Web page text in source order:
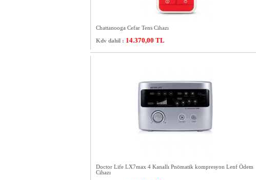
Chattanooga Cefar Tens Cihazı
Kdv dahil : 14.370,00 TL
Doctor Life LX7max 4 Kanallı Pnömatik kompresyon Lenf Ödem
Cihazı